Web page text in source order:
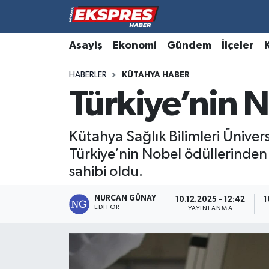
Asayiş Ekonomi Gündem İlçeler
HABERLER KÜTAHYA HABER
Türkiye’nin
Kütahya Sağlık Bilimleri
Türkiye’nin Nobel
sahibi oldu.
NURCAN GÜNAY
EDITÖR
10.12.2025 - 12:42
YAYINLANMA
Altıntaş
Biyografiler
Çavdarhisar
Hava Durumu
Trafik Durumu
Süper Lig Puan Durumu ve Fikstür
Tüm Manşetler
Son Dakika Haberleri
Haber Arşivi